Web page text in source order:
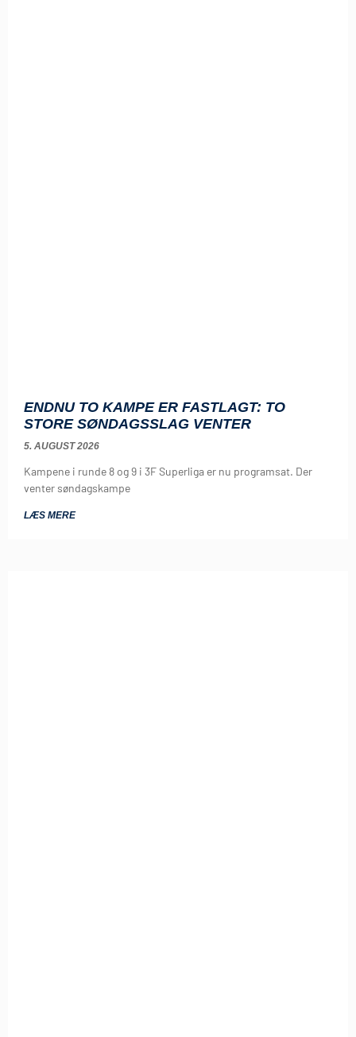
ENDNU TO KAMPE ER FASTLAGT: TO
STORE SØNDAGSSLAG VENTER
5. AUGUST 2026
Kampene i runde 8 og 9 i 3F Superliga er nu programsat. Der
venter søndagskampe
LÆS MERE